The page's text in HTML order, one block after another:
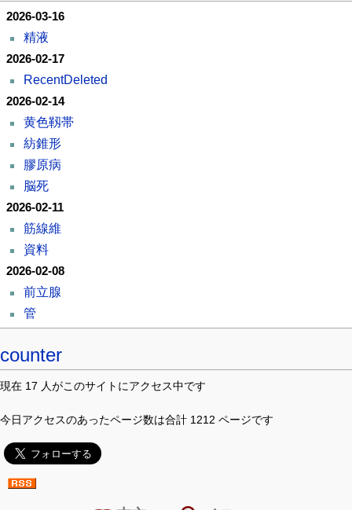
2026-03-16
精液
2026-02-17
RecentDeleted
2026-02-14
黄色靱帯
紡錐形
膠原病
脳死
2026-02-11
筋線維
資料
2026-02-08
前立腺
管
counter
現在 17 人がこのサイトにアクセス中です
今日アクセスのあったページ数は合計 1212 ページです